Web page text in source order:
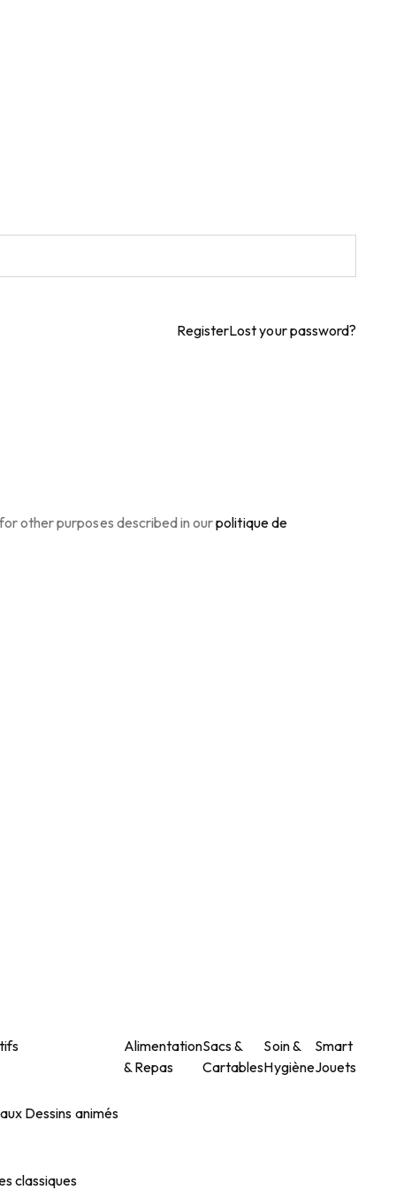
RegisterLost your password?
other purposes described in ourpolitique de
Dessins animés
classiques
Alimentation
& Repas
Sacs &
Cartables
Soin &
Hygiène
Smart
Jouets